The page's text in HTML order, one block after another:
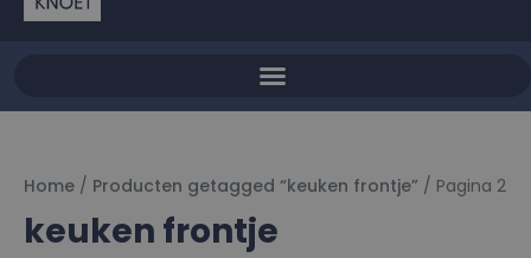
Home / Producten getagged “keuken frontje” / Pagina 2
keuken frontje